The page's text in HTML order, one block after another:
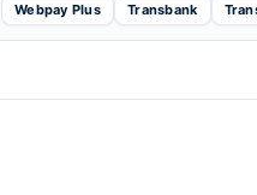
Webpay Plus
Transbank